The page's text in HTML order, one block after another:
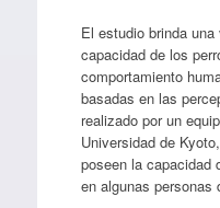
El estudio brinda
capacidad de los
comportamiento
basadas en las
realizado por un
Universidad de
poseen la capacidad
en algunas